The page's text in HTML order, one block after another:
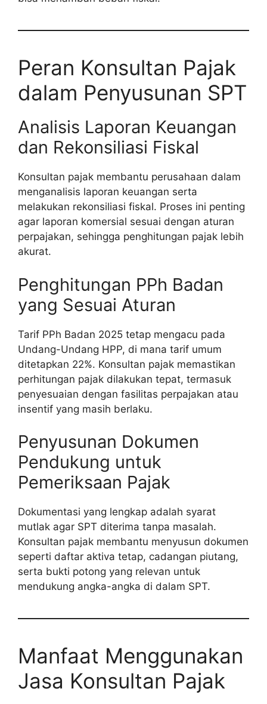
Peran Konsultan Pajak
dalam Penyusunan SPT
Analisis Laporan Keuangan
dan Rekonsiliasi Fiskal
Konsultan pajak membantu perusahaan dalam
menganalisis laporan keuangan serta
melakukan rekonsiliasi fiskal. Proses ini penting
agar laporan komersial sesuai dengan aturan
perpajakan, sehingga penghitungan pajak lebih
akurat.
Penghitungan PPh Badan
yang Sesuai Aturan
Tarif PPh Badan 2025 tetap mengacu pada
Undang-Undang HPP, di mana tarif umum
ditetapkan 22%. Konsultan pajak memastikan
perhitungan pajak dilakukan tepat, termasuk
penyesuaian dengan fasilitas perpajakan atau
insentif yang masih berlaku.
Penyusunan Dokumen
Pendukung untuk
Pemeriksaan Pajak
Dokumentasi yang lengkap adalah syarat
mutlak agar SPT diterima tanpa masalah.
Konsultan pajak membantu menyusun dokumen
seperti daftar aktiva tetap, cadangan piutang,
serta bukti potong yang relevan untuk
mendukung angka-angka di dalam SPT.
Manfaat Menggunakan
Jasa Konsultan Pajak